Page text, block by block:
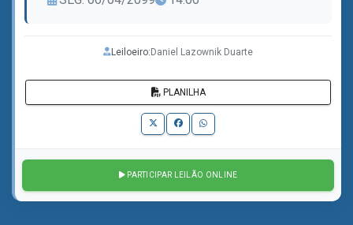
Leiloeiro:Daniel Lazownik Duarte
PLANILHA
PARTICIPAR LEILÃO ONLINE